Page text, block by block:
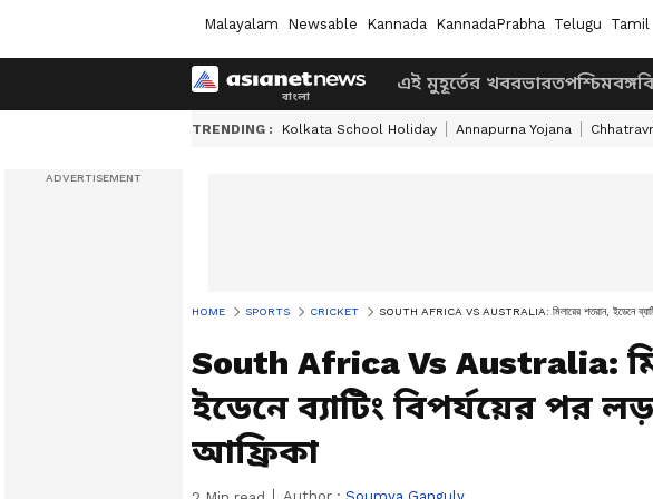
Malayalam Newsable Kannada KannadaPrabha Telugu Tamil
এই মুহূর্তের খবরভারতপশ্চিমবঙ্গ
TRENDING : Kolkata School Holiday Annapurna Yojana
HOME SPORTS CRICKET SOUTH AFRICA VS AUSTRALIA: মিলারের শতরান, ইডেনে ব্যাটিং
South Africa Vs Australia:
ইডেনে ব্যাটিং বিপর্যয়ের পর
আফ্রিকা